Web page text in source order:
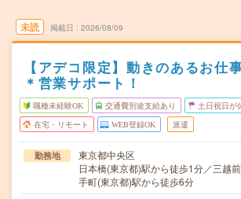
未読 掲載日 2026/08/09
【アデコ限定】動きのあるお仕
＊営業サポート！
職種未経験OK 交通費別途支給あり 土日祝日が
在宅・リモート WEB登録OK 派遣
勤務地
東京都中央区
日本橋(東京都)駅から徒歩1分／三越
手町(東京都)駅から徒歩6分